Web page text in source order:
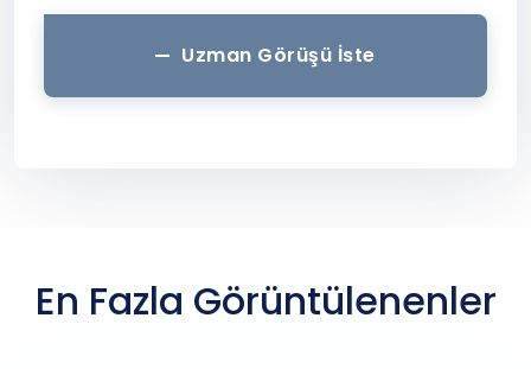
Uzman Görüşü İste
En Fazla Görüntülenenler